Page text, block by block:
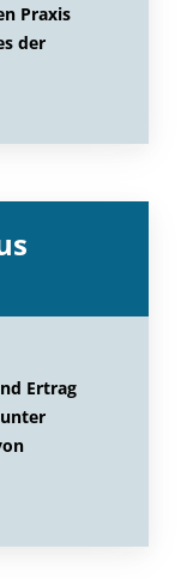
Praxis
der
Ertrag